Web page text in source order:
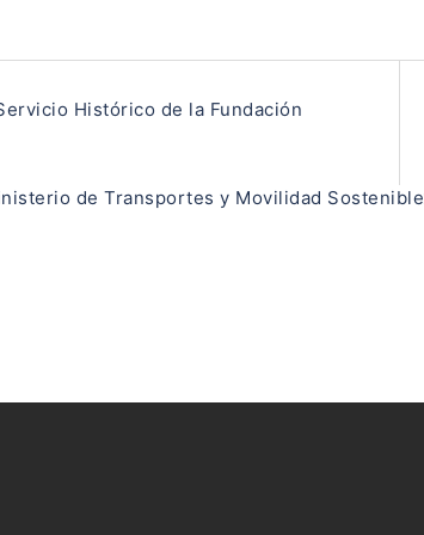
Histórico de la Fundación
de Transportes y Movilidad Sostenible